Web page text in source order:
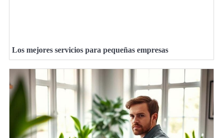
Los mejores servicios para pequeñas empresas